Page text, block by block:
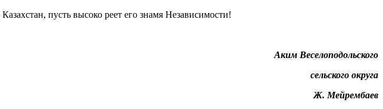
пусть высоко реет его знамя Независимости!
Аким Веселоподольского
сельского округа
Ж. Мейрембаев